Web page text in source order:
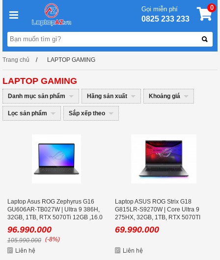
Gọi miễn phí
0825 233 233
0
Trang chủ LAPTOP GAMING
LAPTOP GAMING
Danh mục sản phẩm Hãng sản xuất Khoảng giá
Lọc sản phẩm Sắp xếp theo
Laptop Asus ROG Zephyrus G16
GU606AR-TB027W | Ultra 9 386H,
32GB, 1TB, RTX 5070Ti 12GB ,16.0
inch WQXGA OLED 240Hz
96.990.000
105.990.000 (-8%)
Laptop ASUS ROG Strix G18
G815LR-S9270W | Core Ultra 9
275HX, 32GB, 1TB, RTX 5070TI
12GB, 18 inch WQXGA 240Hz
69.990.000